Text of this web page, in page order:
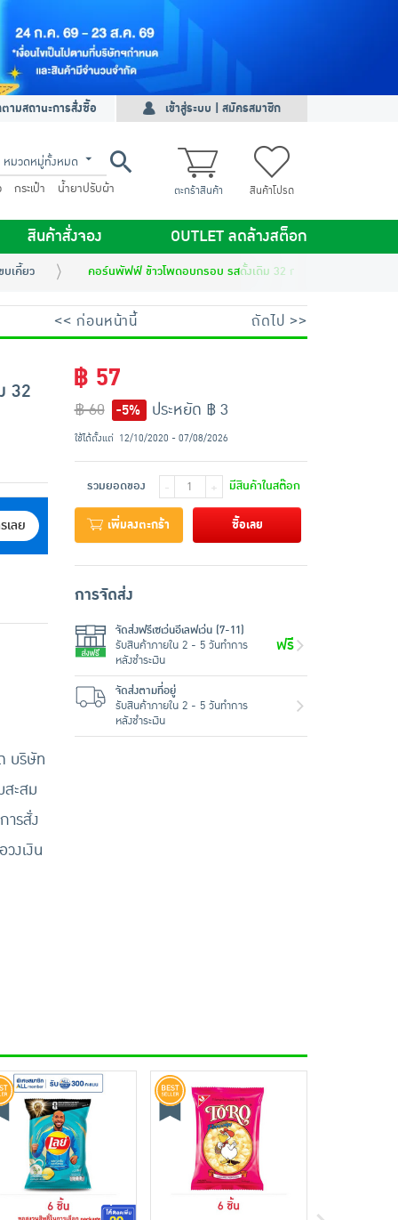
ามสถานะการสั่งซื้อ เข้าสู่ระบบ | สมัครสมาชิก
หมวดหมู่ทั้งหมด
กระเป๋า
น้ำยาปรับผ้า
ตะกร้าสินค้า สินค้าโปรด
สินค้าสั่งจอง OUTLET ลดล้างสต็อก
เคี้ยว คอร์นพัฟฟ์ ข้าวโพดอบกรอบ รสดั้งเดิม 32 กรัม
<< ก่อนหน้านี้
ถัดไป >>
32
เลย
บริษัท
ะสม
ารสั่ง
งเงิน
฿ 57
฿ 60 -5% ประหยัด ฿ 3
ใช้ได้ตั้งแต่ 12/10/2020 - 07/08/2026
รวมยอดของ - + มีสินค้าในสต๊อก
เพิ่มลงตะกร้า ซื้อเลย
การจัดส่ง
จัดส่งฟรีเซเว่นอีเลฟเว่น (7-11)
รับสินค้าภายใน 2 - 5 วันทำการ
หลังชำระเงิน
ฟรี
จัดส่งตามที่อยู่
รับสินค้าภายใน 2 - 5 วันทำการ
หลังชำระเงิน